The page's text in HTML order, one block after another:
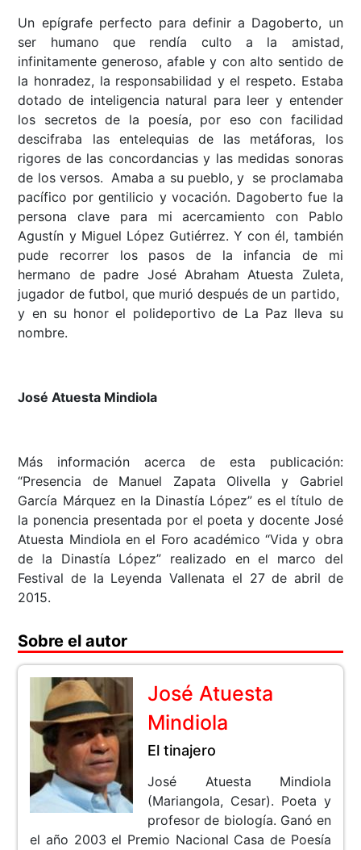
Un epígrafe perfecto para definir a Dagoberto, un
ser humano que rendía culto a la amistad,
infinitamente generoso, afable y con alto sentido de
la honradez, la responsabilidad y el respeto. Estaba
dotado de inteligencia natural para leer y entender
los secretos de la poesía, por eso con facilidad
descifraba las entelequias de las metáforas, los
rigores de las concordancias y las medidas sonoras
de los versos. Amaba a su pueblo, y se proclamaba
pacífico por gentilicio y vocación. Dagoberto fue la
persona clave para mi acercamiento con Pablo
Agustín y Miguel López Gutiérrez. Y con él, también
pude recorrer los pasos de la infancia de mi
hermano de padre José Abraham Atuesta Zuleta,
jugador de futbol, que murió después de un partido,
y en su honor el polideportivo de La Paz lleva su
nombre.
José Atuesta Mindiola
Más información acerca de esta publicación:
“Presencia de Manuel Zapata Olivella y Gabriel
García Márquez en la Dinastía López” es el título de
la ponencia presentada por el poeta y docente José
Atuesta Mindiola en el Foro académico “Vida y obra
de la Dinastía López” realizado en el marco del
Festival de la Leyenda Vallenata el 27 de abril de
2015.
Sobre el autor
José Atuesta
Mindiola
El tinajero
José Atuesta Mindiola
(Mariangola, Cesar). Poeta y
profesor de biología. Ganó en
el año 2003 el Premio Nacional Casa de Poesía